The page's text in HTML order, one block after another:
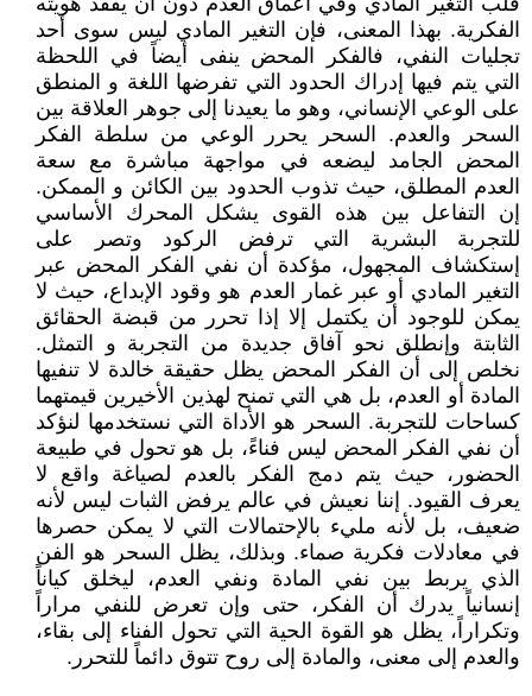
الفكرية. بهذا المعنى، فإن التغير المادي ليس سوى أحد
تجليات النفي، فالفكر المحض ينفى أيضاً في اللحظة
التي يتم فيها إدراك الحدود التي تفرضها اللغة و المنطق
على الوعي الإنساني، وهو ما يعيدنا إلى جوهر العلاقة بين
السحر والعدم. السحر يحرر الوعي من سلطة الفكر
المحض الجامد ليضعه في مواجهة مباشرة مع سعة
العدم المطلق، حيث تذوب الحدود بين الكائن و الممكن.
إن التفاعل بين هذه القوى يشكل المحرك الأساسي
للتجربة البشرية التي ترفض الركود وتصر على
إستكشاف المجهول، مؤكدة أن نفي الفكر المحض عبر
التغير المادي أو عبر غمار العدم هو وقود الإبداع، حيث لا
يمكن للوجود أن يكتمل إلا إذا تحرر من قبضة الحقائق
الثابتة وإنطلق نحو آفاق جديدة من التجربة و التمثل.
نخلص إلى أن الفكر المحض يظل حقيقة خالدة لا تنفيها
المادة أو العدم، بل هي التي تمنح لهذين الأخيرين قيمتهما
كساحات للتجربة. السحر هو الأداة التي نستخدمها لنؤكد
أن نفي الفكر المحض ليس فناءً، بل هو تحول في طبيعة
الحضور، حيث يتم دمج الفكر بالعدم لصياغة واقع لا
يعرف القيود. إننا نعيش في عالم يرفض الثبات ليس لأنه
ضعيف، بل لأنه مليء بالإحتمالات التي لا يمكن حصرها
في معادلات فكرية صماء. وبذلك، يظل السحر هو الفن
الذي يربط بين نفي المادة ونفي العدم، ليخلق كياناً
إنسانياً يدرك أن الفكر، حتى وإن تعرض للنفي مراراً
وتكراراً، يظل هو القوة الحية التي تحول الفناء إلى بقاء،
والعدم إلى معنى، والمادة إلى روح تتوق دائماً للتحرر.